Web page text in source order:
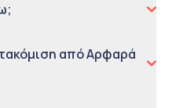
από Αρφαρά